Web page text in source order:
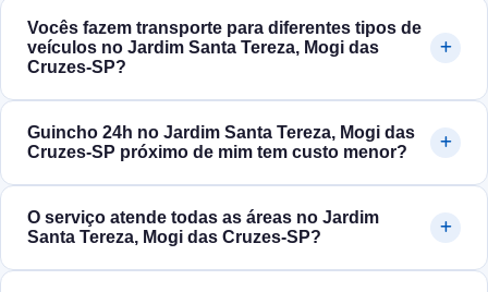
Vocês fazem transporte para diferentes tipos de
veículos no Jardim Santa Tereza, Mogi das
Cruzes‑SP?
Guincho 24h no Jardim Santa Tereza, Mogi das
Cruzes‑SP próximo de mim tem custo menor?
O serviço atende todas as áreas no Jardim
Santa Tereza, Mogi das Cruzes‑SP?